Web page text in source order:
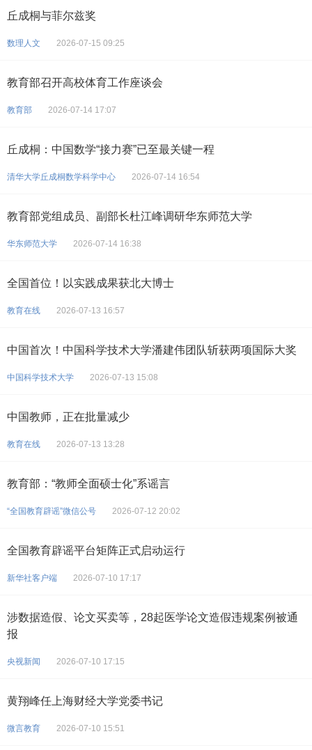
丘成桐与菲尔兹奖
数理人文 2026-07-15 09:25
教育部召开高校体育工作座谈会
教育部 2026-07-14 17:07
丘成桐：中国数学“接力赛”已至最关键一程
清华大学丘成桐数学科学中心 2026-07-14 16:54
教育部党组成员、副部长杜江峰调研华东师范大学
华东师范大学 2026-07-14 16:38
全国首位！以实践成果获北大博士
教育在线 2026-07-13 16:57
中国首次！中国科学技术大学潘建伟团队斩获两项国际大奖
中国科学技术大学 2026-07-13 15:08
中国教师，正在批量减少
教育在线 2026-07-13 13:28
教育部：“教师全面硕士化”系谣言
“全国教育辟谣”微信公号 2026-07-12 20:02
全国教育辟谣平台矩阵正式启动运行
新华社客户端 2026-07-10 17:17
涉数据造假、论文买卖等，28起医学论文造假违规案例被通
报
央视新闻 2026-07-10 17:15
黄翔峰任上海财经大学党委书记
微言教育 2026-07-10 15:51